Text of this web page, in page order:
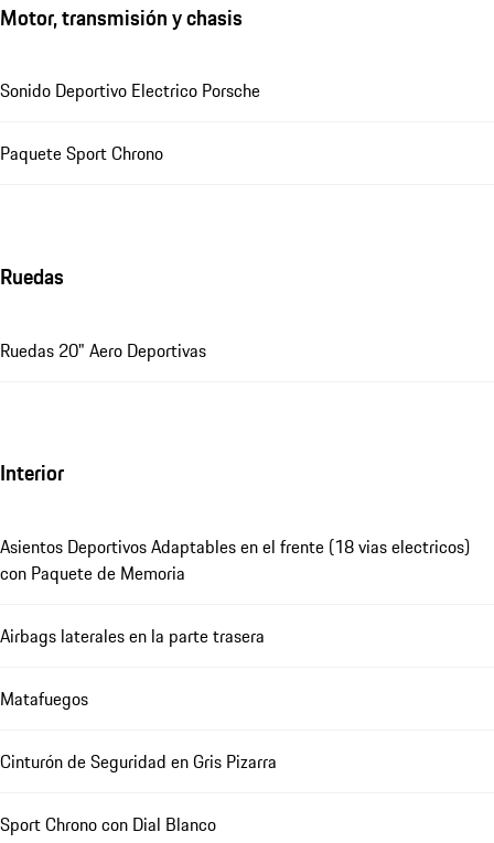
Motor, transmisión y chasis
Sonido Deportivo Electrico Porsche
Paquete Sport Chrono
Ruedas
Ruedas 20" Aero Deportivas
Interior
Asientos Deportivos Adaptables en el frente (18 vias electricos)
con Paquete de Memoria
Airbags laterales en la parte trasera
Matafuegos
Cinturón de Seguridad en Gris Pizarra
Sport Chrono con Dial Blanco